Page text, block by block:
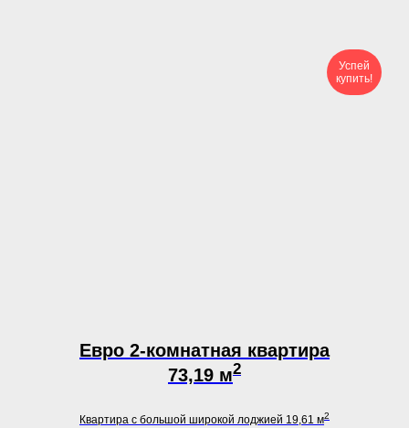
Успей
купить!
Евро 2-комнатная квартира
73,19 м2
Квартира с большой широкой лоджией 19,61 м2